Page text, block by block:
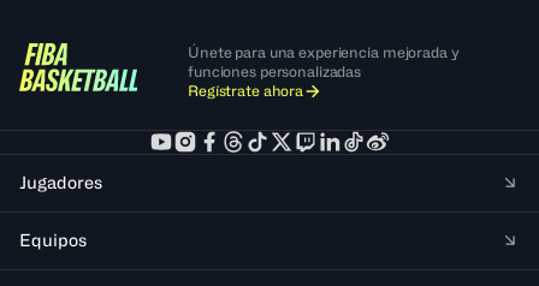
Únete para una experiencia mejorada y
funciones personalizadas
Regístrate ahora
Jugadores
Equipos